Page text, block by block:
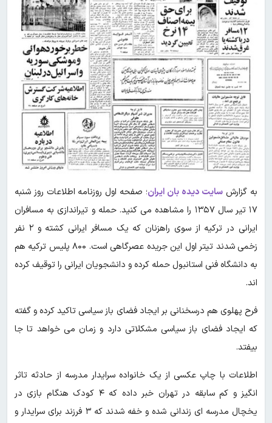
به گزارش سایت دیده بان ایران؛ صفحه اول روزنامه اطلاعات روز شنبه
۱۷ تیر سال ۱۳۵۷ را مشاهده می کنید. حمله و تیراندازی به مسافران
ایرانی در ترکیه از سوی راهزنان که یک مسافر ایرانی کشته و ۲ نفر
زخمی شدند تیتر اول این جریده عصرگاهی است. ۸۰۰ پلیس ترکیه هم
به دانشگاه فنی استانبول حمله کرده و دانشجویان ایرانی را توقیف کرده
اند.
فرح پهلوی هم درسخنانی بر ایجاد فضای باز سیاسی تاکید کرده و گفته
که ایجاد فضای باز سیاسی مشکلاتی دارد و زمان می خواهد تا جا
بیفتد.
اطلاعات با چاپ عکسی از یک خانواده سرایدار مدرسه از حادثه تاثر
انگیز و کم سابقه در تهران خبر داده که ۴ کودک هنگام بازی در
یخچال مدرسه ای زندانی شده و خفه شدند که ۳ فرزند برای سرایدار و